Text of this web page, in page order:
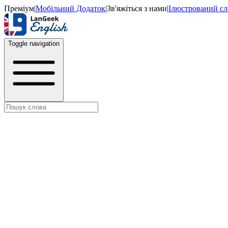
Преміум|Мобільний Додаток|Зв'яжіться з нами|Ілюстрований
Toggle navigation